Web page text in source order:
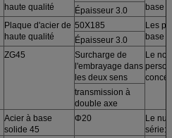
haute qualité
base
Épaisseur 3.0
Plaque d'acier de
haute qualité
50X185
Les
base
Épaisseur 3.0
ZG45
Surcharge de
l'embrayage dans
les deux sens
Le
transmission à
double axe
Acier à base
solide 45
Φ20
Le
série: